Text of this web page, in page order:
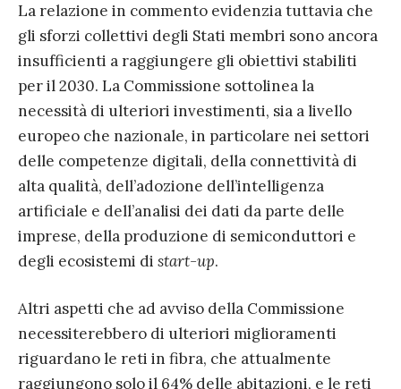
La relazione in commento evidenzia tuttavia che
gli sforzi collettivi degli Stati membri sono ancora
insufficienti a raggiungere gli obiettivi stabiliti
per il 2030. La Commissione sottolinea la
necessità di ulteriori investimenti, sia a livello
europeo che nazionale, in particolare nei settori
delle competenze digitali, della connettività di
alta qualità, dell’adozione dell’intelligenza
artificiale e dell’analisi dei dati da parte delle
imprese, della produzione di semiconduttori e
degli ecosistemi di start-up.
Altri aspetti che ad avviso della Commissione
necessiterebbero di ulteriori miglioramenti
riguardano le reti in fibra, che attualmente
raggiungono solo il 64% delle abitazioni, e le reti